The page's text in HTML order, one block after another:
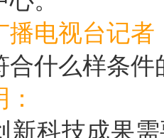
播电视台记者
么样条件
技成果需